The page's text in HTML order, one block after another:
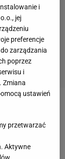
i
jej
preferencje
zarządzania
poprzez
i
Zmiana
ustawień
przetwarzać
Aktywne